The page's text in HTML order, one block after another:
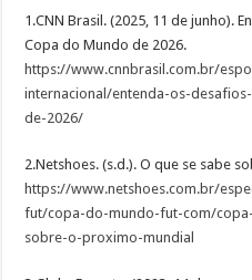
1.CNN Brasil. (2025, 11 de junho).
Copa do Mundo de 2026.
https://www.cnnbrasil.com.br/
internacional/entenda-os-
de-2026/
2.Netshoes. (s.d.). O que se sabe
https://www.netshoes.com.br/
fut/copa-do-mundo-fut-com/
sobre-o-proximo-mundial